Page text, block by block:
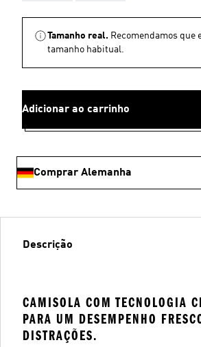
Tamanho real. Recomendamos que
tamanho habitual.
Adicionar ao carrinho
Comprar Alemanha
Descrição
CAMISOLA COM TECNOLOGIA
PARA UM DESEMPENHO
DISTRAÇÕES.